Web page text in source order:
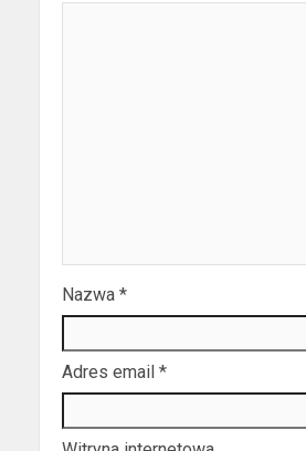
Nazwa *
Adres email *